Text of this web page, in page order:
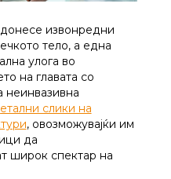
извонредни
тело, а една
улога во
на главата со
неинвазивна
слики на
, овозможувајќи им
да
широк спектар на